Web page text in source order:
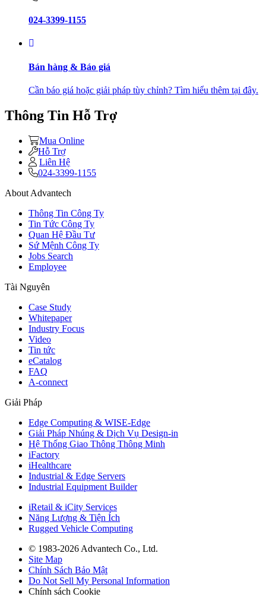
024-3399-1155
Bán hàng & Báo giá
Cần báo giá hoặc giải pháp tùy chỉnh? Tìm hiểu thêm tại đây.
Thông Tin Hỗ Trợ
Mua Online
Hỗ Trợ
Liên Hệ
024-3399-1155
About Advantech
Thông Tin Công Ty
Tin Tức Công Ty
Quan Hệ Đầu Tư
Sứ Mệnh Công Ty
Jobs Search
Employee
Tài Nguyên
Case Study
Whitepaper
Industry Focus
Video
Tin tức
eCatalog
FAQ
A-connect
Giải Pháp
Edge Computing & WISE-Edge
Giải Pháp Nhúng & Dịch Vụ Design-in
Hệ Thống Giao Thông Thông Minh
iFactory
iHealthcare
Industrial & Edge Servers
Industrial Equipment Builder
iRetail & iCity Services
Năng Lượng & Tiện Ích
Rugged Vehicle Computing
© 1983-2026 Advantech Co., Ltd.
Site Map
Chính Sách Bảo Mật
Do Not Sell My Personal Information
Chính sách Cookie